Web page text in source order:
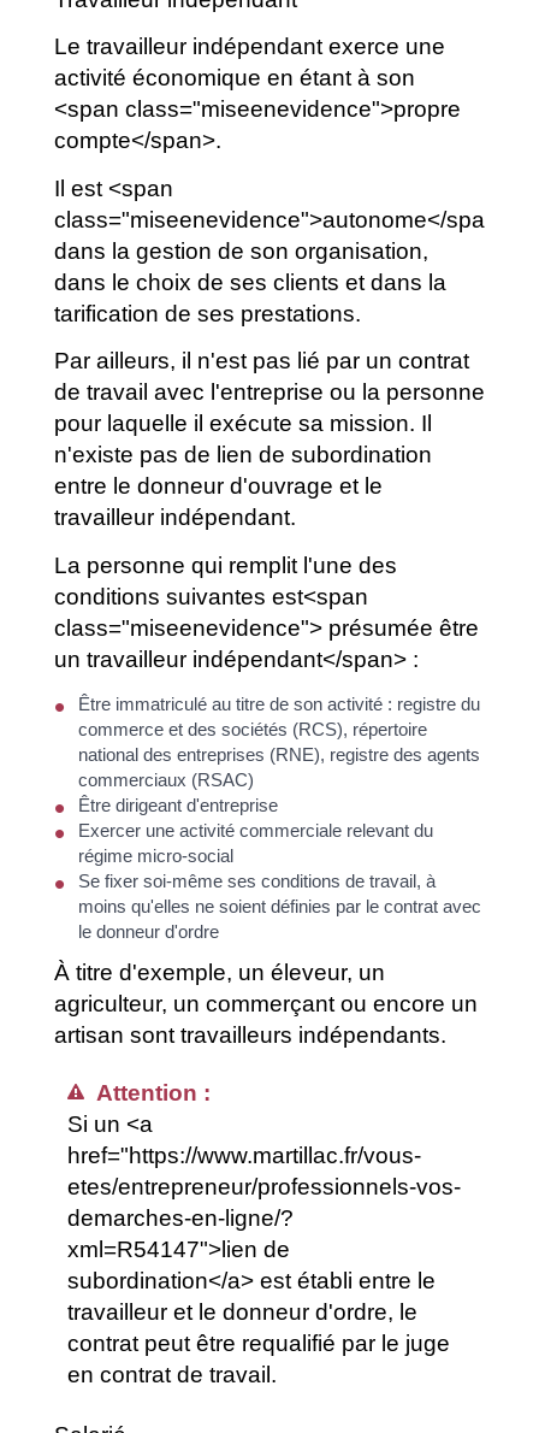
Le travailleur indépendant exerce une
activité économique en étant à son
<span class="miseenevidence">propre
compte</span>.
Il est <span
class="miseenevidence">autonome</span>
dans la gestion de son organisation,
dans le choix de ses clients et dans la
tarification de ses prestations.
Par ailleurs, il n'est pas lié par un contrat
de travail avec l'entreprise ou la personne
pour laquelle il exécute sa mission. Il
n'existe pas de lien de subordination
entre le donneur d'ouvrage et le
travailleur indépendant.
La personne qui remplit l'une des
conditions suivantes est<span
class="miseenevidence"> présumée être
un travailleur indépendant</span> :
Être immatriculé au titre de son activité : registre du
commerce et des sociétés (RCS), répertoire
national des entreprises (RNE), registre des agents
commerciaux (RSAC)
Être dirigeant d'entreprise
Exercer une activité commerciale relevant du
régime micro-social
Se fixer soi-même ses conditions de travail, à
moins qu'elles ne soient définies par le contrat avec
le donneur d'ordre
À titre d'exemple, un éleveur, un
agriculteur, un commerçant ou encore un
artisan sont travailleurs indépendants.
Attention :
Si un <a
href="https://www.martillac.fr/vous-
etes/entrepreneur/professionnels-vos-
demarches-en-ligne/?
xml=R54147">lien de
subordination</a> est établi entre le
travailleur et le donneur d'ordre, le
contrat peut être requalifié par le juge
en contrat de travail.